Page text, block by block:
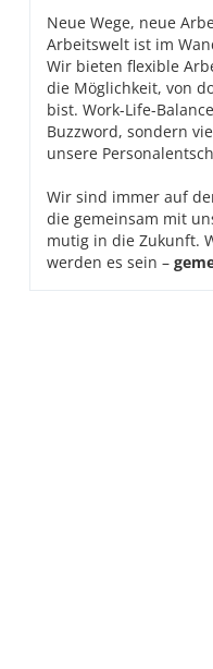
Neue Wege, neue
Arbeitswelt ist im
Wir bieten flexible
die Möglichkeit, von
bist. Work-Life-
Buzzword, sondern
unsere
Wir sind immer auf
die gemeinsam mit
mutig in die Zukunft.
werden es sein –